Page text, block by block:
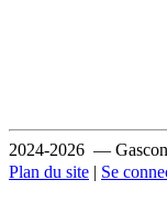
2024-2026 —
Plan du site | Se